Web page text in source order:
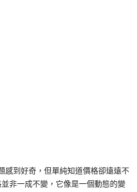
感到好奇，但單純知道價格卻遠遠不
並非一成不變，它像是一個動態的變